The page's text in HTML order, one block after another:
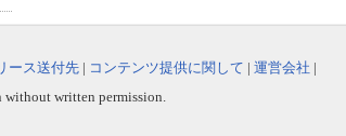
ース送付先 | コンテンツ提供に関して | 運営会社 |
written permission.